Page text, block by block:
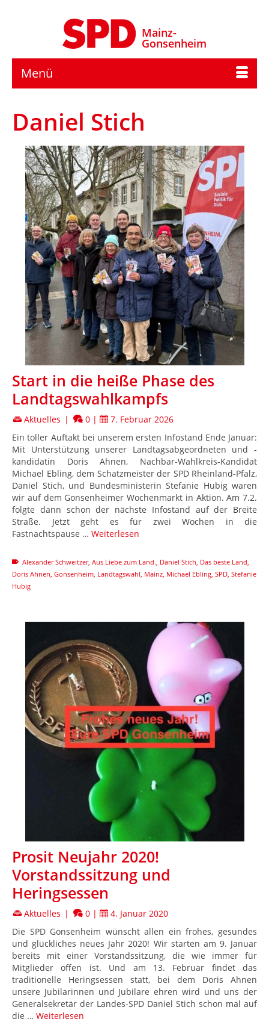
Mainz-
Gonsenheim
Menü
Daniel Stich
Start in die heiße Phase des
Landtagswahlkampfs
Aktuelles | 0 |
7. Februar 2026
Ein toller Auftakt bei unserem ersten Infostand Ende Januar:
Mit Unterstützung unserer Landtagsabgeordneten und -
kandidatin Doris Ahnen, Nachbar-Wahlkreis-Kandidat
Michael Ebling, dem Schatzmeister der SPD Rheinland-Pfalz,
Daniel Stich, und Bundesministerin Stefanie Hubig waren
wir auf dem Gonsenheimer Wochenmarkt in Aktion. Am 7.2.
folgte dann schon der nächste Infostand auf der Breite
Straße. Jetzt geht es für zwei Wochen in die
Fastnachtspause … Weiterlesen
Alexander Schweitzer, Aus Liebe zum Land. Daniel Stich Das beste Land
Doris Ahnen Gonsenheim Landtagswahl Mainz Michael Ebling SPD Stefanie
Hubig
Prosit Neujahr 2020!
Vorstandssitzung und
Heringsessen
Aktuelles | 0 |
4. Januar 2020
Die SPD Gonsenheim wünscht allen ein frohes, gesundes
und glückliches neues Jahr 2020! Wir starten am 9. Januar
bereits mit einer Vorstandssitzung, die wie immer für
Mitglieder offen ist. Und am 13. Februar findet das
traditionelle Heringsessen statt, bei dem Doris Ahnen
unsere Jubilarinnen und Jubilare ehren wird und uns der
Generalsekretär der Landes-SPD Daniel Stich schon mal auf
die … Weiterlesen